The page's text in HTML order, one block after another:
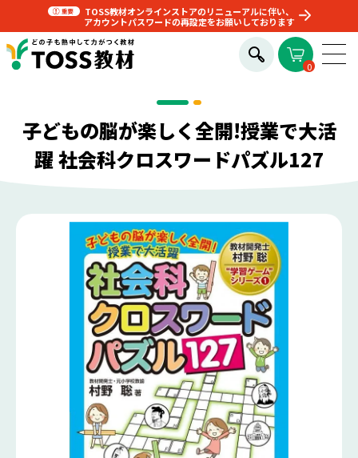
TOSS教材オンラインストアのリニューアルに伴い、
アカウントパスワードの再設定をお願いしております
0
子どもの脳が楽しく全開!授業で大活
躍 社会科クロスワードパズル127